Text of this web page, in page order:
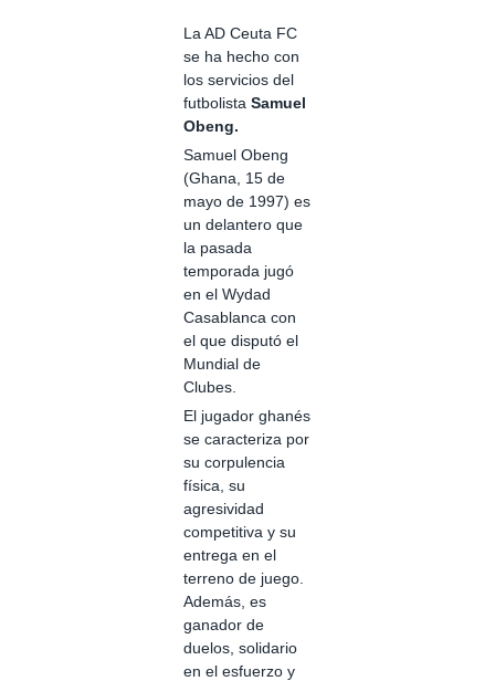
La AD Ceuta FC
se ha hecho con
los servicios del
futbolista Samuel
Obeng.
Samuel Obeng
(Ghana, 15 de
mayo de 1997) es
un delantero que
la pasada
temporada jugó
en el Wydad
Casablanca con
el que disputó el
Mundial de
Clubes.
El jugador ghanés
se caracteriza por
su corpulencia
física, su
agresividad
competitiva y su
entrega en el
terreno de juego.
Además, es
ganador de
duelos, solidario
en el esfuerzo y